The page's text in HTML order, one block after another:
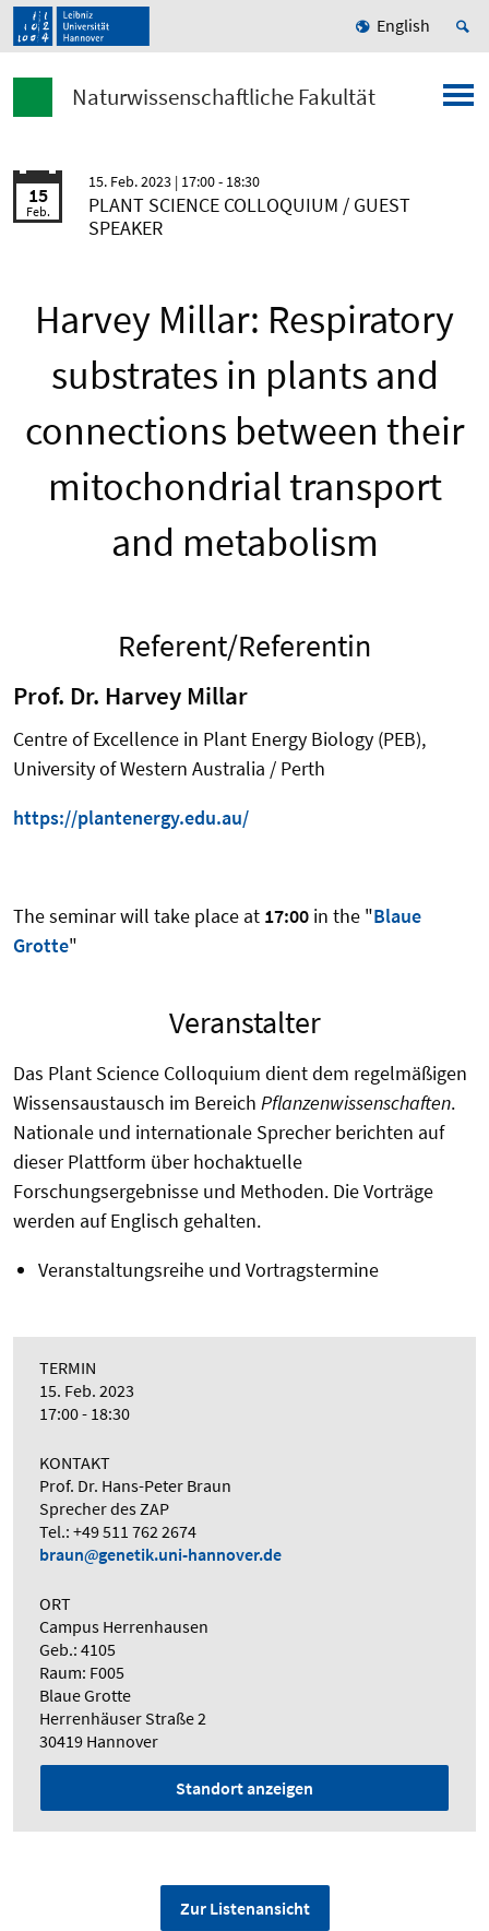
English
Naturwissenschaftliche Fakultät
15
Feb.
15. Feb. 2023 | 17:00 - 18:30
PLANT SCIENCE COLLOQUIUM / GUEST
SPEAKER
Harvey Millar: Respiratory
substrates in plants and
connections between their
mitochondrial transport
and metabolism
Referent/Referentin
Prof. Dr. Harvey Millar
Centre of Excellence in Plant Energy Biology (PEB),
University of Western Australia / Perth
https://plantenergy.edu.au/
The seminar will take place at 17:00 in the "Blaue
Grotte"
Veranstalter
Das Plant Science Colloquium dient dem regelmäßigen
Wissensaustausch im Bereich Pflanzenwissenschaften.
Nationale und internationale Sprecher berichten auf
dieser Plattform über hochaktuelle
Forschungsergebnisse und Methoden. Die Vorträge
werden auf Englisch gehalten.
Veranstaltungsreihe und Vortragstermine
TERMIN
15. Feb. 2023
17:00 - 18:30
KONTAKT
Prof. Dr. Hans-Peter Braun
Sprecher des ZAP
Tel.: +49 511 762 2674
braun
genetik.uni-hannover.de
ORT
Campus Herrenhausen
Geb.: 4105
Raum: F005
Blaue Grotte
Herrenhäuser Straße 2
30419 Hannover
Standort anzeigen
Zur Listenansicht